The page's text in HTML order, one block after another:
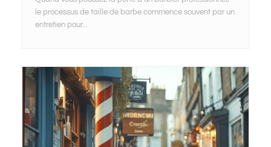
le processus de taille de barbe commence souvent par un
entretien pour...